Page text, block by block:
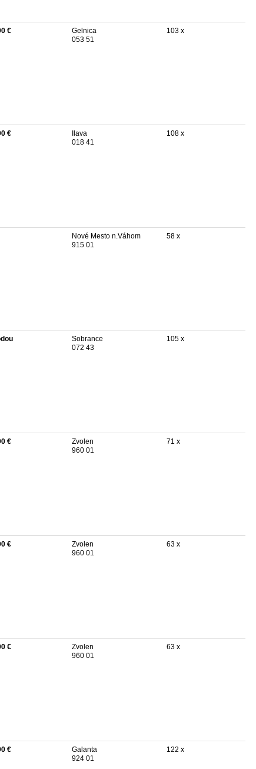
€
Gelnica
053 51
103 x
€
Ilava
018 41
108 x
Nové Mesto n.Váhom
915 01
58 x
Sobrance
072 43
105 x
€
Zvolen
960 01
71 x
€
Zvolen
960 01
63 x
€
Zvolen
960 01
63 x
€
Galanta
924 01
122 x